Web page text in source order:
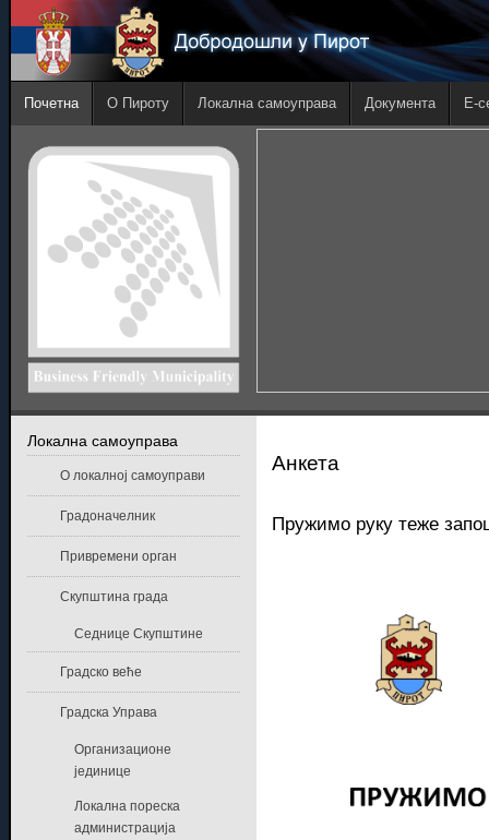
Почетна О Пироту Локална самоуправа Документа E-
Анкета
Пружимо руку теже
Локална самоуправа
О локалној самоуправи
Градоначелник
Привремени орган
Скупштина града
Седнице Скупштине
Градско веће
Градска Управа
Организационе
јединице
Локална пореска
администрација